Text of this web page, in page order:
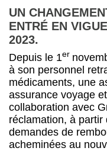
UN
ENTRÉ EN
2023.
Depuis le 1er
à son personnel
médicaments, une
assurance voyage
collaboration avec
réclamation, à partir
demandes de
acheminées au